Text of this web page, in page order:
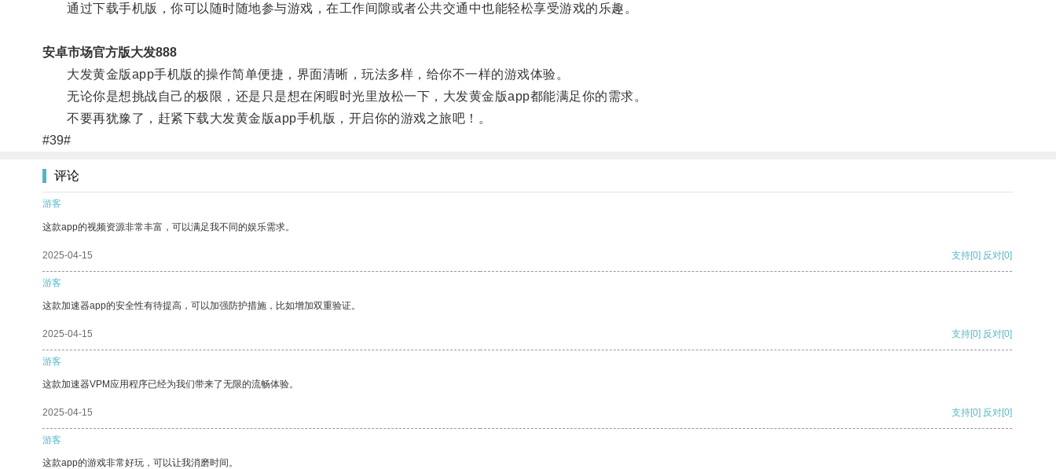
通过下载手机版，你可以随时随地参与游戏，在工作间隙或者公共交通中也能轻松享受游戏的乐趣。
安卓市场官方版大发888
大发黄金版app手机版的操作简单便捷，界面清晰，玩法多样，给你不一样的游戏体验。
无论你是想挑战自己的极限，还是只是想在闲暇时光里放松一下，大发黄金版app都能满足你的需求。
不要再犹豫了，赶紧下载大发黄金版app手机版，开启你的游戏之旅吧！。
#39#
评论
游客
这款app的视频资源非常丰富，可以满足我不同的娱乐需求。
2025-04-15 支持[0] 反对[0]
游客
这款加速器app的安全性有待提高，可以加强防护措施，比如增加双重验证。
2025-04-15 支持[0] 反对[0]
游客
这款加速器VPM应用程序已经为我们带来了无限的流畅体验。
2025-04-15 支持[0] 反对[0]
游客
这款app的游戏非常好玩，可以让我消磨时间。